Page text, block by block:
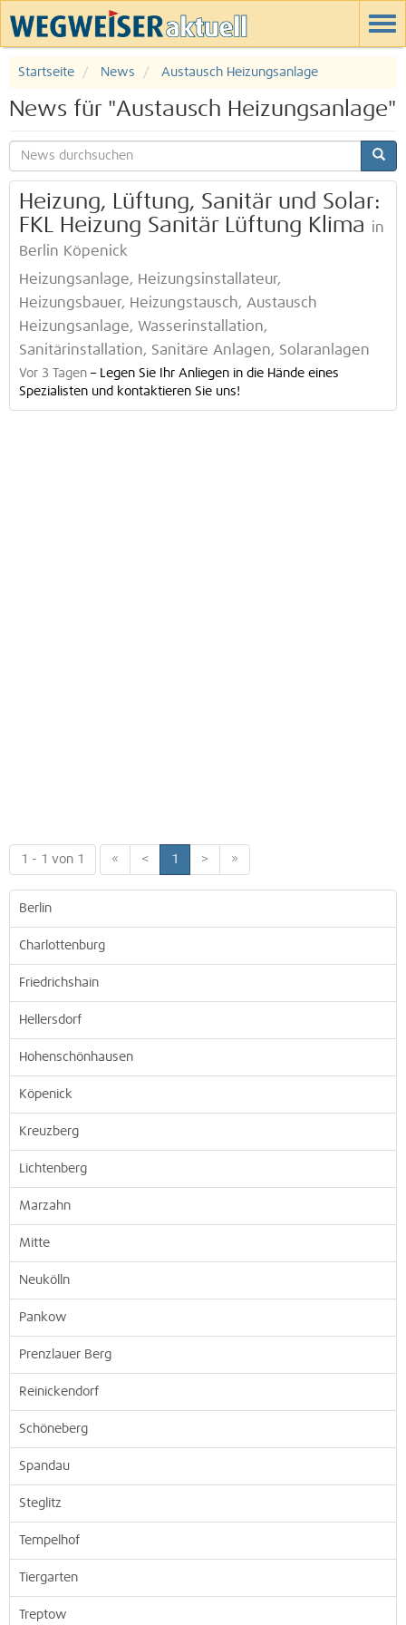
Startseite News Austausch Heizungsanlage
News für "Austausch Heizungsanlage"
Heizung, Lüftung, Sanitär und Solar:
FKL Heizung Sanitär Lüftung Klima
in
Berlin Köpenick
Heizungsanlage, Heizungsinstallateur,
Heizungsbauer, Heizungstausch, Austausch
Heizungsanlage, Wasserinstallation,
Sanitärinstallation, Sanitäre Anlagen, Solaranlagen
Vor 3 Tagen – Legen Sie Ihr Anliegen in die Hände eines
Spezialisten und kontaktieren Sie uns!
1 - 1 von 1 « < 1 > »
Berlin
Charlottenburg
Friedrichshain
Hellersdorf
Hohenschönhausen
Köpenick
Kreuzberg
Lichtenberg
Marzahn
Mitte
Neukölln
Pankow
Prenzlauer Berg
Reinickendorf
Schöneberg
Spandau
Steglitz
Tempelhof
Tiergarten
Treptow